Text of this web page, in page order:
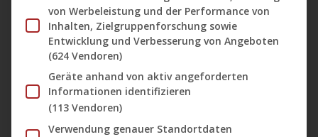
pulsierende Energie und cineastische Klangräumeauf
besondere Weise miteinander verbinden.
Purification“ steht für rohe Intensität, mechanische
Präzision und melancholische Euphorie – perfekt für alle,
die Techno mit Seele und Geschichte schätzen und die
Nächte am liebsten durchtanzen möchten.
von Werbeleistung und der Performance von
Inhalten, Zielgruppenforschung sowie
Entwicklung und Verbesserung von Angeboten
(624 Vendoren)
Geräte anhand von aktiv angeforderten
Informationen identifizieren
(113 Vendoren)
Verwendung genauer Standortdaten